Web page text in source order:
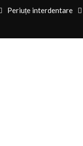
Periuțe interdentare